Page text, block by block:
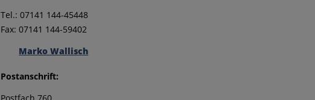
Tel.: 07141 144-45448
Fax: 07141 144-59402
Marko Wallisch
Postanschrift: